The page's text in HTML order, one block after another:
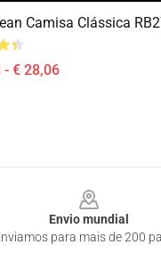
Camisa Clássica
- € 28,06
Envio mundial
para mais de 200